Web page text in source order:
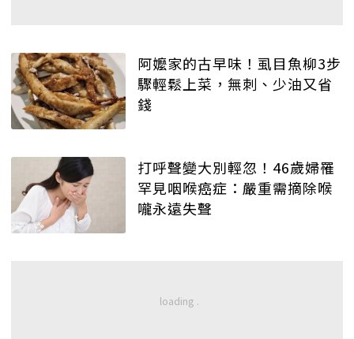
阿嬤家的古早味！虱目魚柳3步
驟輕鬆上菜，無刺、少油又省
錢
打呼聲變大別輕忽！46歲婦罹
罕見咽喉癌症：嚴重需摘除喉
嚨永遠失聲